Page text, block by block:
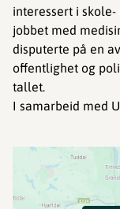
interessert i
jobbet med
disputerte på en
offentlighet og
tallet.
I samarbeid med